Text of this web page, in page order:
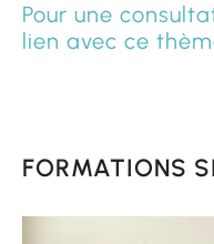
Pour une
lien avec ce
FORMATIONS